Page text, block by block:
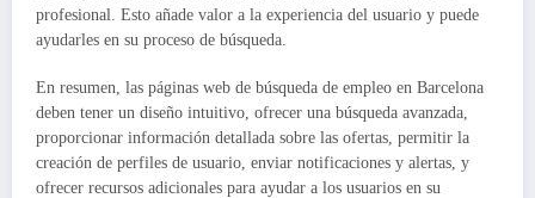
profesional. Esto añade valor a la experiencia del usuario y puede
ayudarles en su proceso de búsqueda.
En resumen, las páginas web de búsqueda de empleo en Barcelona
deben tener un diseño intuitivo, ofrecer una búsqueda avanzada,
proporcionar información detallada sobre las ofertas, permitir la
creación de perfiles de usuario, enviar notificaciones y alertas, y
ofrecer recursos adicionales para ayudar a los usuarios en su